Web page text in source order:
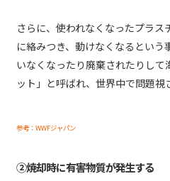
さらに、使われなくなったプラ
に絡みつき、動けなくなるとい
いなくなったり廃棄されたりして
ット」と呼ばれ、世界中で問題視
参考：WWFジャパン
②焼却時に有害物質が発生する